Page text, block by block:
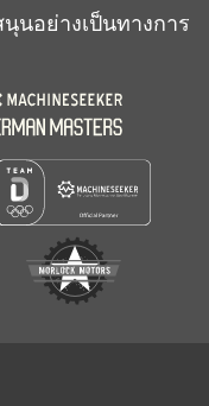
นอย่างเป็นทางการ